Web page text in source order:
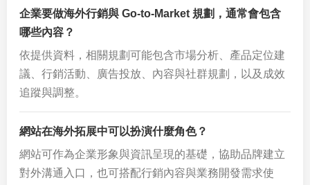
企業要做海外行銷與 Go-to-Market 規劃，通常會包含
哪些內容？
依提供資料，相關規劃可能包含市場分析、產品定位建
議、行銷活動、廣告投放、內容與社群規劃，以及成效
追蹤與調整。
網站在海外拓展中可以扮演什麼角色？
網站可作為企業形象與資訊呈現的基礎，協助品牌建立
對外溝通入口，也可搭配行銷內容與業務開發需求使